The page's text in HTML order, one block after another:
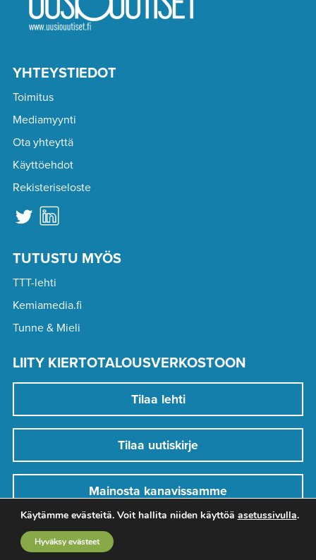
YHTEYSTIEDOT
Toimitus
Mediamyynti
Ota yhteyttä
Käyttöehdot
Rekisteriseloste
TUTUSTU MYÖS
TTT-lehti
Kemiamedia.fi
Tunne & Mieli
LIITY KIERTOTALOUSVERKOSTOON
Tilaa lehti
Tilaa uutiskirje
Mainosta kanavissamme
Käytämme evästeitä. Voit hallita niiden käyttöä asetussivulla.
Hyväksy evästeet